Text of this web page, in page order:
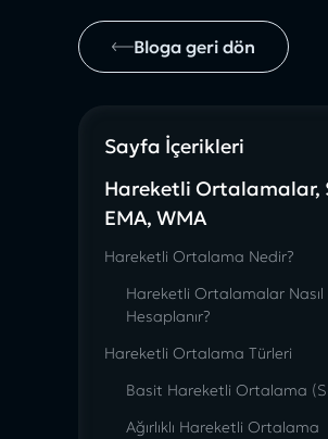
Bloga geri dön
Sayfa İçerikleri
Hareketli Ortalamalar,
EMA, WMA
Hareketli Ortalama Nedir?
Hareketli Ortalamalar Nasıl
Hesaplanır?
Hareketli Ortalama Türleri
Basit Hareketli Ortalama
Ağırlıklı Hareketli Ortalama